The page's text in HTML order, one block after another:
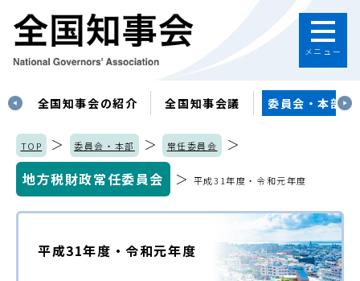
メニュー
全国知事会の紹介 全国知事会議 委員会・本部
TOP ＞ 委員会・本部 ＞ 常任委員会
＞
地方税財政常任委員会
＞ 平成31年度・令和元年度
平成31年度・令和元年度